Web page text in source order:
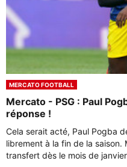
MERCATO FOOTBALL
Mercato - PSG : Paul
réponse !
Cela serait acté, Paul Pogba
librement à la fin de la
transfert dès le mois de